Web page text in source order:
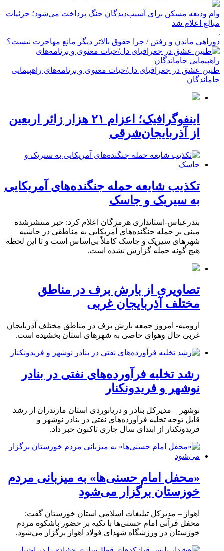
وام ودیعه مسکن برای آسیب‌دیدگان جنگ پرداخت می‌شود؛ جزئیات
مبالغ اعلام شد
دوراهی ماندن و رفتن / چرا حقوق بالاتر دیگر مانع مهاجرت نیست؟
طنین عشق در جغرافیای دل/حیات معنوی و برنامه‌های راهپیمایی
جاماندگان
اینفوگرافیک؛ اعزام ۲۱ هزار زائر اربعین
از آذربایجان‌شرقی
تکذیب شایعه حمله جنگنده‌های آمریکایی
به سیریک و جاسک
بندرعباس-استانداری هرمزگان اعلام کرد: خبر منتشرشده
مبنی بر حمله جنگنده‌های آمریکایی به مناطقی در حاشیه
شهرهای سیریک و جاسک کاملاً بی‌اساس است و تا این لحظه
هیچ گونه حمله گزارش نشده است.
تصاویری از بارش برف در مناطق
مختلف آذربایجان غربی
ارومیه- امروز جمعه بارش برف در مناطق مختلف آذربایجان
غربی حال وهوای خاصی به شهرهای استان بخشیده است.
رشد تخلیه فرآورده‌های نفتی در بنادر
نوشهر و فریدونکنار
نوشهر – مدیرکل بنادر و دریانوردی استان مازندران از رشد
قابل توجه تخلیه فرآورده‌های نفتی در بنادر نوشهر و
فریدونکنار از ابتدای سال جاری تاکنون خبر داد.
«محفل امام حسنی‌ها» به میزبانی مردم
خوزستان برگزار می‌شود
اهواز – مدیرکل تبلیغات اسلامی استان خوزستان گفت:
محفل قرآنی امام حسنی‌ها با تکیه بر حضور باشکوه مردم
خوزستان در ورزشگاه شهدای فولاد اهواز برگزار می‌شود.